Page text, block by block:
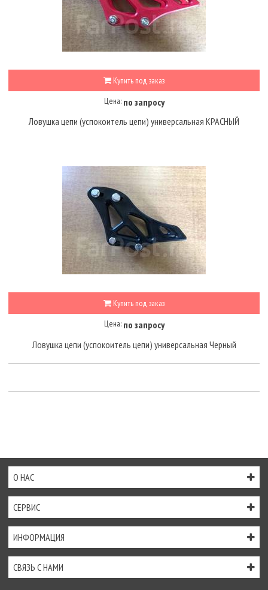
Купить под заказ
Цена: по запросу
Ловушка цепи (успокоитель цепи) универсальная КРАСНЫЙ
Купить под заказ
Цена: по запросу
Ловушка цепи (успокоитель цепи) универсальная Черный
О НАС
СЕРВИС
ИНФОРМАЦИЯ
СВЯЗЬ С НАМИ